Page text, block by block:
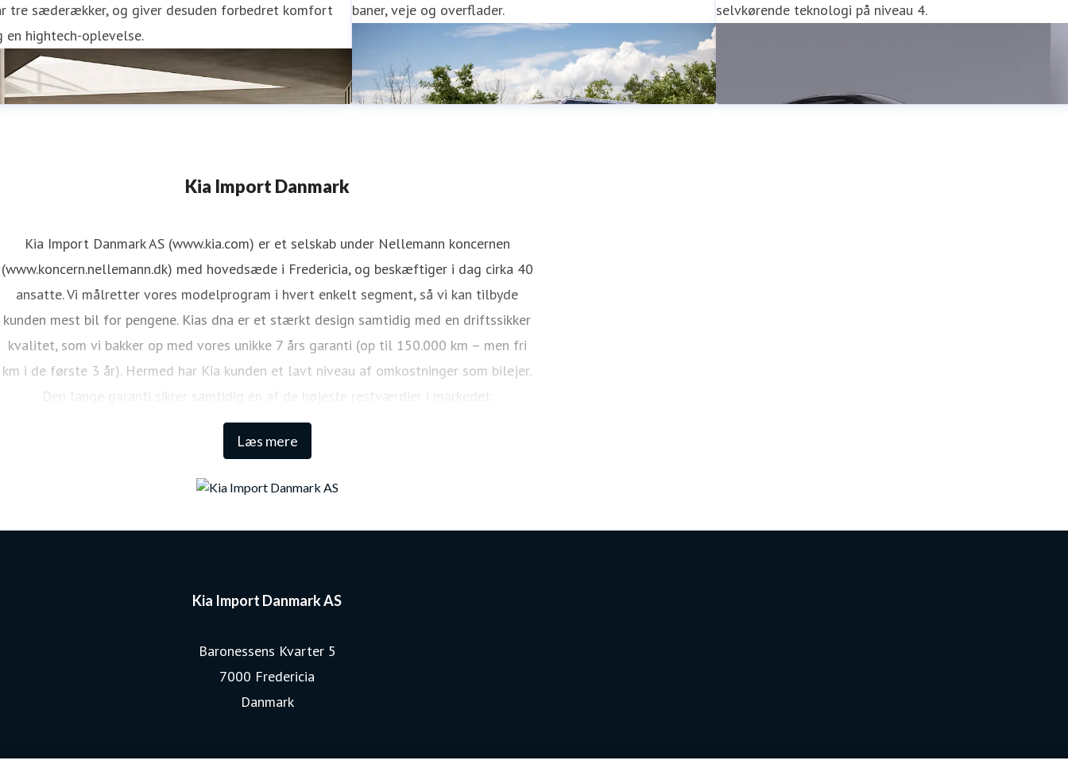
tre sæderækker, og giver desuden forbedret komfort
en hightech-oplevelse.
baner, veje og overflader.
selvkørende teknologi på niveau 4.
Kia Import Danmark
Læs mere
Kia Import Danmark AS (www.kia.com) er et selskab under Nellemann koncernen
(www.koncern.nellemann.dk) med hovedsæde i Fredericia, og beskæftiger i dag cirka 40
ansatte. Vi målretter vores modelprogram i hvert enkelt segment, så vi kan tilbyde
kunden mest bil for pengene. Kias dna er et stærkt design samtidig med en driftssikker
kvalitet, som vi bakker op med vores unikke 7 års garanti (op til 150.000 km – men fri
km i de første 3 år). Hermed har Kia kunden et lavt niveau af omkostninger som bilejer.
Den lange garanti sikrer samtidig én af de højeste restværdier i markedet.
Kia Import Danmark AS
Baronessens Kvarter 5
7000 Fredericia
Danmark